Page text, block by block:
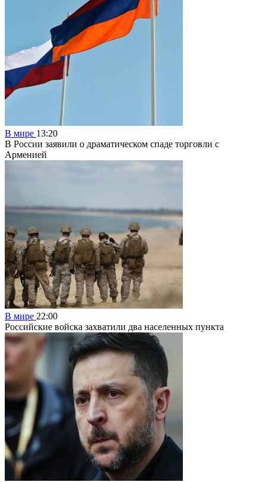
В мире 13:20
В России заявили о драматическом спаде торговли с
Арменией
В мире 22:00
Российские войска захватили два населенных пункта